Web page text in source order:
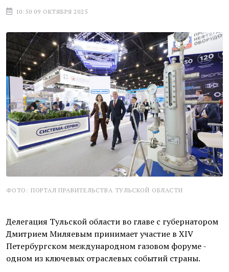
10:50 09 ОКТЯБРЯ 2025
ФОТО: ПОРТАЛ ПРАВИТЕЛЬСТВА ТУЛЬСКОЙ ОБЛАСТИ
Делегация Тульской области во главе с губернатором
Дмитрием Миляевым принимает участие в XIV
Петербургском международном газовом форуме -
одном из ключевых отраслевых событий страны.